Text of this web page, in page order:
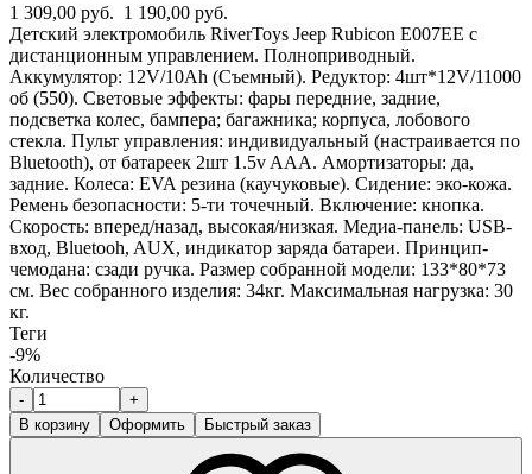
1 309,00 руб. 1 190,00 руб.
Детский электромобиль RiverToys Jeep Rubicon E007EE с
дистанционным управлением. Полноприводный.
Аккумулятор: 12V/10Ah (Съемный). Редуктор: 4шт*12V/11000
об (550). Световые эффекты: фары передние, задние,
подсветка колес, бампера; багажника; корпуса, лобового
стекла. Пульт управления: индивидуальный (настраивается по
Bluetooth), от батареек 2шт 1.5v AAА. Амортизаторы: да,
задние. Колеса: EVA резина (каучуковые). Сидение: эко-кожа.
Ремень безопасности: 5-ти точечный. Включение: кнопка.
Скорость: вперед/назад, высокая/низкая. Медиа-панель: USB-
вход, Bluetooh, AUX, индикатор заряда батареи. Принцип-
чемодана: сзади ручка. Размер собранной модели: 133*80*73
см. Вес собранного изделия: 34кг. Максимальная нагрузка: 30
кг.
Теги
-9%
Количество
-
+
В корзину
Оформить Быстрый заказ